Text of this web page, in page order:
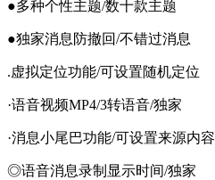
●多种个性主题/数十款主题
●独家消息防撤回/不错过消息
.虚拟定位功能/可设置随机定位
·语音视频MP4/3转语音/独家
·消息小尾巴功能/可设置来源内容
◎语音消息录制显示时间/独家